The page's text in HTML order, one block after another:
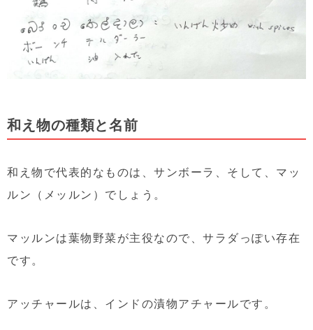
和え物の種類と名前
和え物で代表的なものは、サンボーラ、そして、マッ
ルン（メッルン）でしょう。
マッルンは葉物野菜が主役なので、サラダっぽい存在
です。
アッチャールは、インドの漬物アチャールです。